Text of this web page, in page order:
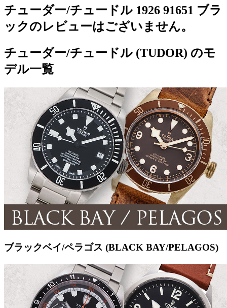
チューダー/チュードル 1926 91651 ブラ
ックのレビューはございません。
チューダー/チュードル (TUDOR) のモ
デル一覧
ブラックベイ/ペラゴス (BLACK BAY/PELAGOS)